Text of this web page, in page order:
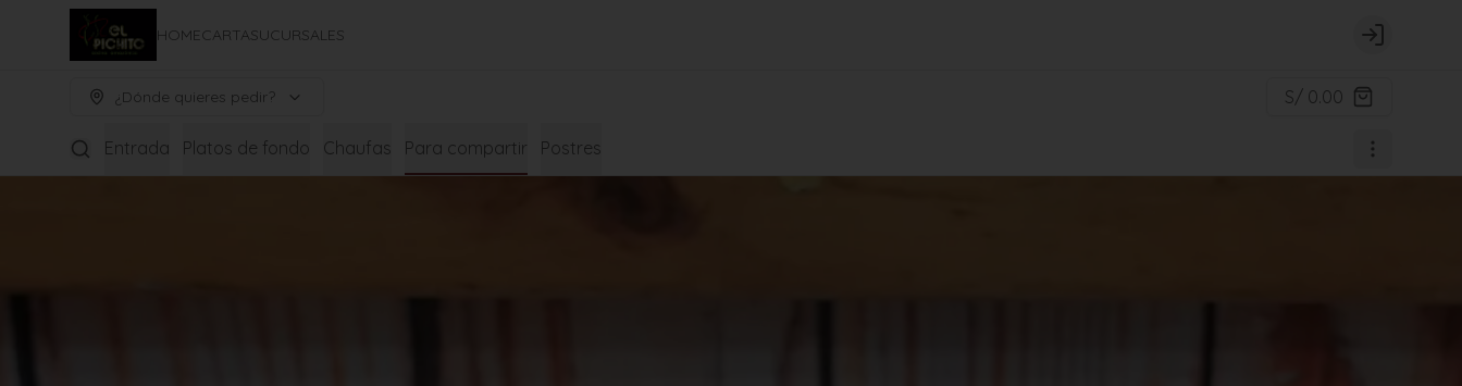
HOMECARTASUCURSALES Login
¿Dónde quieres pedir? S/ 0.00
Entrada Platos de fondo Chaufas Para compartir Postres